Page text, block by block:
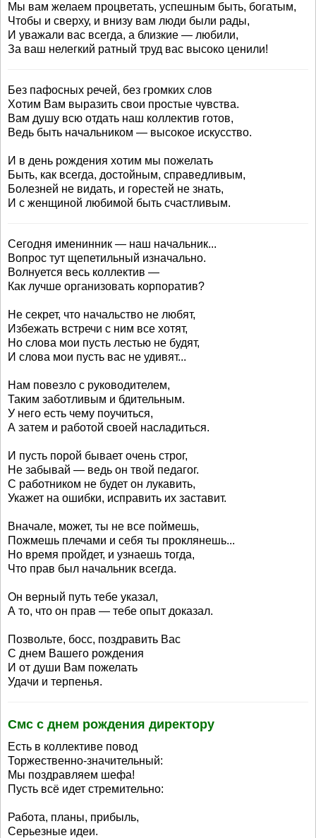
Мы вам желаем процветать, успешным быть, богатым,
Чтобы и сверху, и внизу вам люди были рады,
И уважали вас всегда, а близкие — любили,
За ваш нелегкий ратный труд вас высоко ценили!
Без пафосных речей, без громких слов
Хотим Вам выразить свои простые чувства.
Вам душу всю отдать наш коллектив готов,
Ведь быть начальником — высокое искусство.
И в день рождения хотим мы пожелать
Быть, как всегда, достойным, справедливым,
Болезней не видать, и горестей не знать,
И с женщиной любимой быть счастливым.
Сегодня именинник — наш начальник...
Вопрос тут щепетильный изначально.
Волнуется весь коллектив —
Как лучше организовать корпоратив?
Не секрет, что начальство не любят,
Избежать встречи с ним все хотят,
Но слова мои пусть лестью не будят,
И слова мои пусть вас не удивят...
Нам повезло с руководителем,
Таким заботливым и бдительным.
У него есть чему поучиться,
А затем и работой своей насладиться.
И пусть порой бывает очень строг,
Не забывай — ведь он твой педагог.
С работником не будет он лукавить,
Укажет на ошибки, исправить их заставит.
Вначале, может, ты не все поймешь,
Пожмешь плечами и себя ты проклянешь...
Но время пройдет, и узнаешь тогда,
Что прав был начальник всегда.
Он верный путь тебе указал,
А то, что он прав — тебе опыт доказал.
Позвольте, босс, поздравить Вас
С днем Вашего рождения
И от души Вам пожелать
Удачи и терпенья.
Смс с днем рождения директору
Есть в коллективе повод
Торжественно-значительный:
Мы поздравляем шефа!
Пусть всё идет стремительно:
Работа, планы, прибыль,
Серьезные идеи.